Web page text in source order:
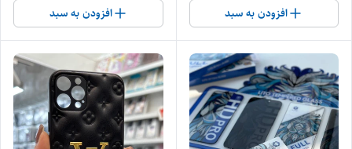
افزودن به سبد افزودن به سبد